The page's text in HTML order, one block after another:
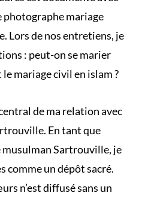
mariage
Lors de nos entretiens, je
: peut-on se marier
mariage civil en islam?
de ma relation avec
En tant que
Sartrouville, je
comme un dépôt sacré.
n’est diffusé sans un